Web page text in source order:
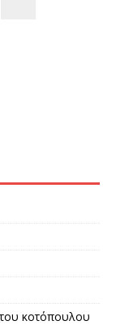
κοτόπουλου